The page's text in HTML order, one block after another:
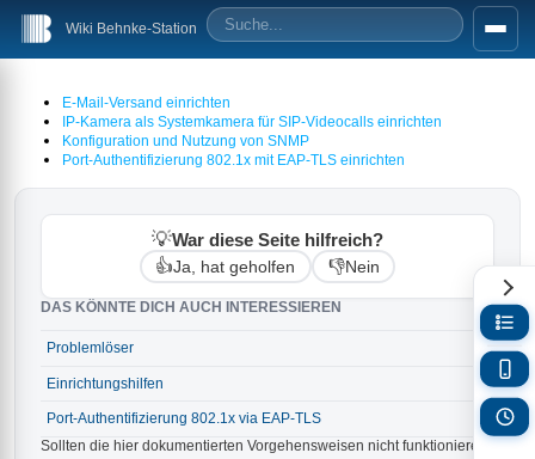
Wiki Behnke-Station
E-Mail-Versand einrichten
IP-Kamera als Systemkamera für SIP-Videocalls einrichten
Konfiguration und Nutzung von SNMP
Port-Authentifizierung 802.1x mit EAP-TLS einrichten
💡War diese Seite hilfreich?
👍Ja, hat geholfen 👎Nein
DAS KÖNNTE DICH AUCH INTERESSIEREN
Problemlöser →
Einrichtungshilfen →
Port-Authentifizierung 802.1x via EAP-TLS
Sollten die hier dokumentierten Vorgehensweisen nicht funktionieren: